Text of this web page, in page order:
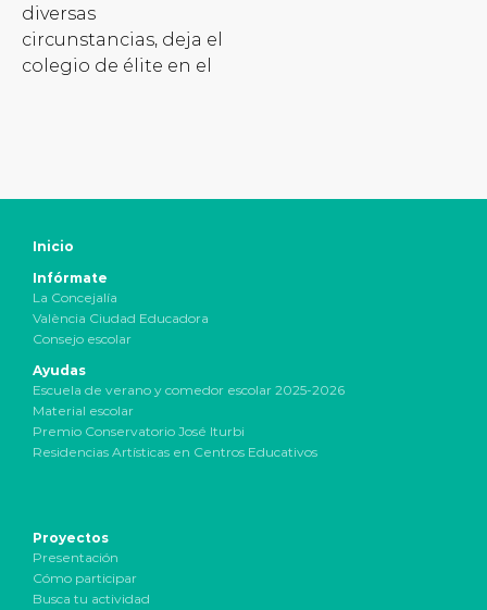
diversas
circunstancias, deja el
colegio de élite en el
Inicio
Infórmate
La Concejalía
València Ciudad Educadora
Consejo escolar
Ayudas
Escuela de verano y comedor escolar 2025-2026
Material escolar
Premio Conservatorio José Iturbi
Residencias Artísticas en Centros Educativos
Proyectos
Presentación
Cómo participar
Busca tu actividad